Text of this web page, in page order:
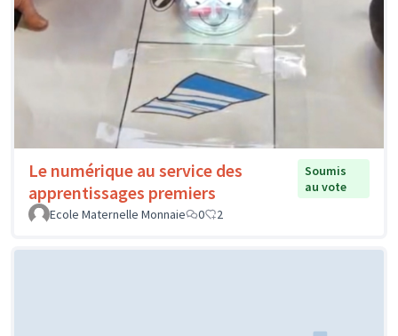
Le numérique au service des
apprentissages premiers
Soumis
au vote
Ecole Maternelle Monnaie
0 2